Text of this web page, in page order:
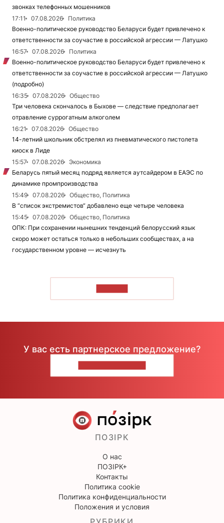
звонках телефонных мошенников
17:11
07.08.2026
Политика
Военно-политическое руководство Беларуси будет привлечено к
ответственности за соучастие в российской агрессии — Латушко
16:57
07.08.2026
Политика
Военно-политическое руководство Беларуси будет привлечено к
ответственности за соучастие в российской агрессии — Латушко
(подробно)
16:35
07.08.2026
Общество
Три человека скончалось в Быхове — следствие предполагает
отравление суррогатным алкоголем
16:21
07.08.2026
Общество
14-летний школьник обстрелял из пневматического пистолета
киоск в Лиде
15:57
07.08.2026
Экономика
Беларусь пятый месяц подряд является аутсайдером в ЕАЭС по
динамике промпроизводства
15:49
07.08.2026
Общество, Политика
В “список экстремистов“ добавлено еще четыре человека
15:45
07.08.2026
Общество, Политика
ОПК: При сохранении нынешних тенденций белорусский язык
скоро может остаться только в небольших сообществах, а на
государственном уровне — исчезнуть
У вас есть партнерское предложение?
ПОЗІРК
О нас
ПОЗІРК+
Контакты
Политика cookie
Политика конфиденциальности
Положения и условия